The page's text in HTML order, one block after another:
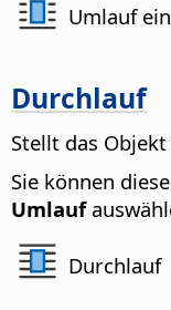
Umlauf ein
Durchlauf
Stellt das
Sie können
Umlauf
Durchlauf